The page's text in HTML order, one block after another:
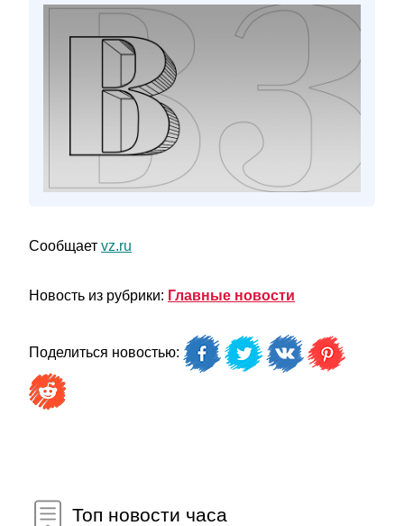
Сообщает vz.ru
Новость из рубрики: Главные новости
Поделиться новостью:
Топ новости часа